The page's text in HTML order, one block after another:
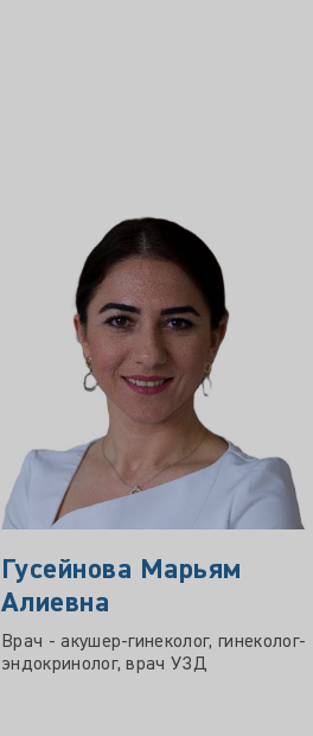
Гусейнова Марьям
Алиевна
Врач - акушер-гинеколог, гинеколог-
эндокринолог, врач УЗД